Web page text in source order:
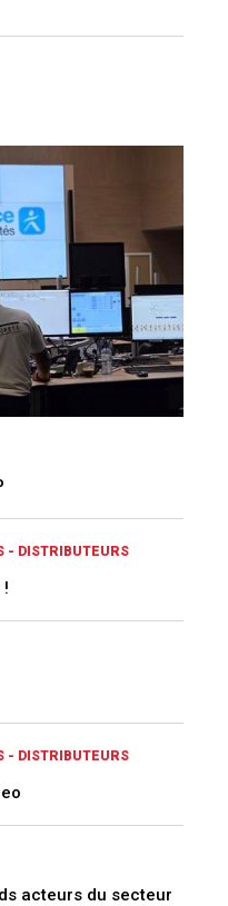
- DISTRIBUTEURS
- DISTRIBUTEURS
acteurs du secteur